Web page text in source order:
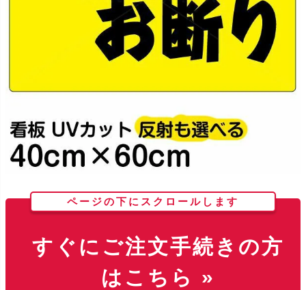
ページの下にスクロールします
すぐにご注文手続きの方
はこちら »